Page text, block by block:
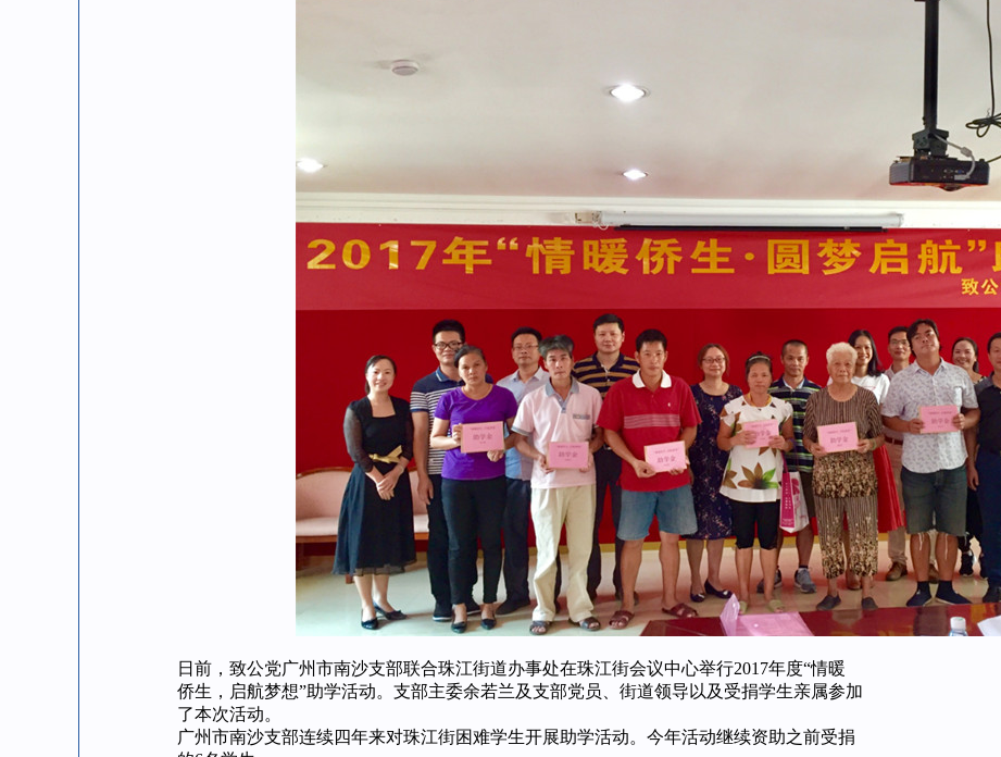
日前，致公党广州市南沙支部联合珠江街道办事处在珠江街会议中心举行2017年度“情暖
侨生，启航梦想”助学活动。支部主委余若兰及支部党员、街道领导以及受捐学生亲属参加
了本次活动。
广州市南沙支部连续四年来对珠江街困难学生开展助学活动。今年活动继续资助之前受捐